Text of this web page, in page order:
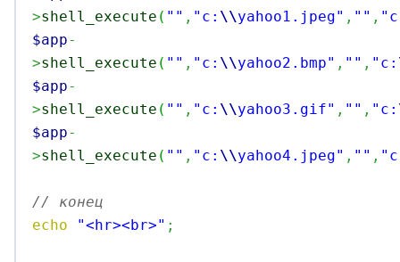
>shell_execute ( "" , "c: \\yahoo1.jpeg" , "" ,
$app-
>shell_execute ( "" , "c: \\yahoo2.bmp" , "" , "c:
$app-
>shell_execute ( "" , "c: \\yahoo3.gif" , "" , "c:
$app-
>shell_execute ( "" , "c: \\yahoo4.jpeg" , "" ,
// конец
echo
"<hr><br>" ;